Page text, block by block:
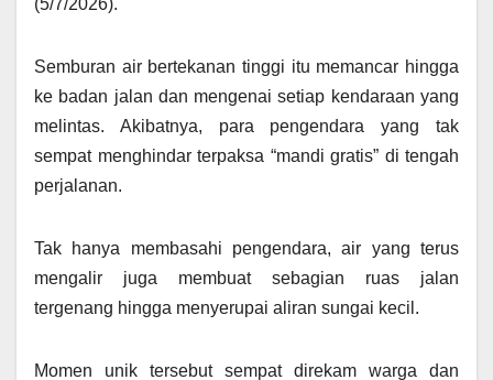
(5/7/2026).
Semburan air bertekanan tinggi itu memancar hingga
ke badan jalan dan mengenai setiap kendaraan yang
melintas. Akibatnya, para pengendara yang tak
sempat menghindar terpaksa “mandi gratis” di tengah
perjalanan.
Tak hanya membasahi pengendara, air yang terus
mengalir juga membuat sebagian ruas jalan
tergenang hingga menyerupai aliran sungai kecil.
Momen unik tersebut sempat direkam warga dan